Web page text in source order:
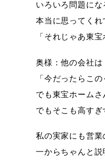
いろいろ問題にな
本当に思ってく
「それじゃあ東
奥様：他の会社
「今だったらこ
でも東宝ホーム
でもそこも高すぎ
私の実家にも営業
一からちゃんと説